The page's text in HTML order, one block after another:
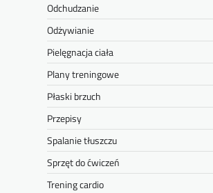
Odchudzanie
Odżywianie
Pielęgnacja ciała
Plany treningowe
Płaski brzuch
Przepisy
Spalanie tłuszczu
Sprzęt do ćwiczeń
Trening cardio